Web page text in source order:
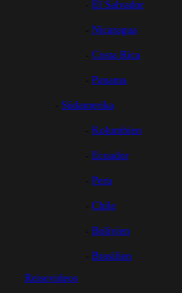
El Salvador
Nicaragua
Costa Rica
Panama
Südamerika
Kolumbien
Ecuador
Peru
Chile
Bolivien
Brasilien
Reisevideos